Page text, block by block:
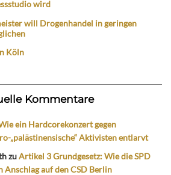
wird
will Drogenhandel in geringen
Köln
Kommentare
ein Hardcorekonzert gegen
„palästinensische“ Aktivisten entlarvt
zuArtikel 3 Grundgesetz: Wie die SPD
Anschlag auf den CSD Berlin